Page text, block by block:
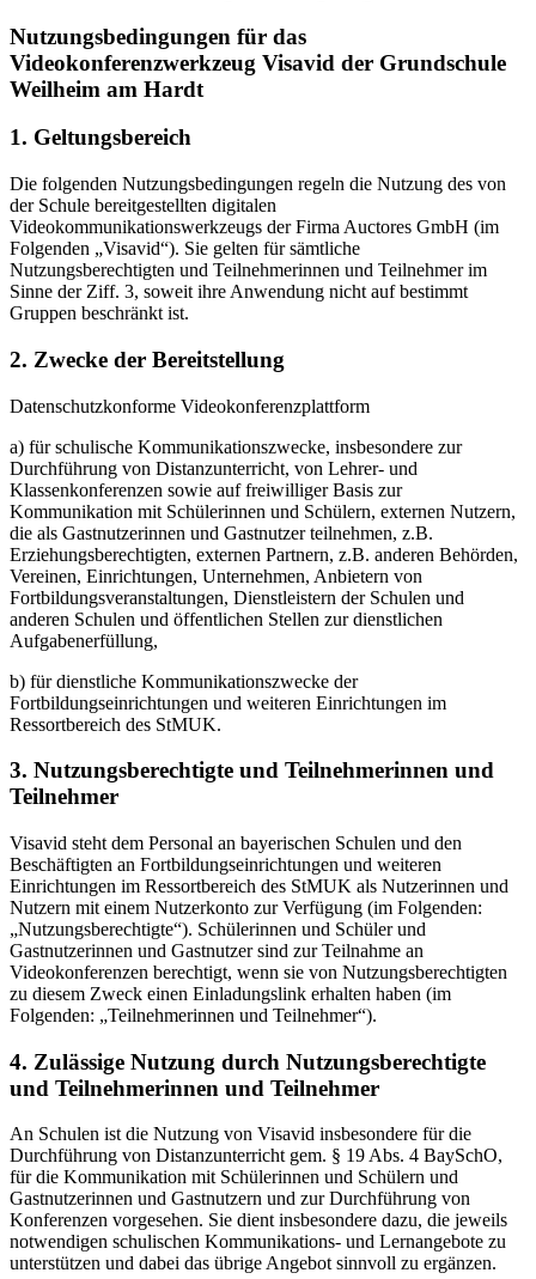
Nutzungsbedingungen für das
Videokonferenzwerkzeug Visavid der Grundschule
Weilheim am Hardt
1. Geltungsbereich
Die folgenden Nutzungsbedingungen regeln die Nutzung des von
der Schule bereitgestellten digitalen
Videokommunikationswerkzeugs der Firma Auctores GmbH (im
Folgenden „Visavid“). Sie gelten für sämtliche
Nutzungsberechtigten und Teilnehmerinnen und Teilnehmer im
Sinne der Ziff. 3, soweit ihre Anwendung nicht auf bestimmt
Gruppen beschränkt ist.
2. Zwecke der Bereitstellung
Datenschutzkonforme Videokonferenzplattform
a) für schulische Kommunikationszwecke, insbesondere zur
Durchführung von Distanzunterricht, von Lehrer- und
Klassenkonferenzen sowie auf freiwilliger Basis zur
Kommunikation mit Schülerinnen und Schülern, externen Nutzern,
die als Gastnutzerinnen und Gastnutzer teilnehmen, z.B.
Erziehungsberechtigten, externen Partnern, z.B. anderen Behörden,
Vereinen, Einrichtungen, Unternehmen, Anbietern von
Fortbildungsveranstaltungen, Dienstleistern der Schulen und
anderen Schulen und öffentlichen Stellen zur dienstlichen
Aufgabenerfüllung,
b) für dienstliche Kommunikationszwecke der
Fortbildungseinrichtungen und weiteren Einrichtungen im
Ressortbereich des StMUK.
3. Nutzungsberechtigte und Teilnehmerinnen und
Teilnehmer
Visavid steht dem Personal an bayerischen Schulen und den
Beschäftigten an Fortbildungseinrichtungen und weiteren
Einrichtungen im Ressortbereich des StMUK als Nutzerinnen und
Nutzern mit einem Nutzerkonto zur Verfügung (im Folgenden:
„Nutzungsberechtigte“). Schülerinnen und Schüler und
Gastnutzerinnen und Gastnutzer sind zur Teilnahme an
Videokonferenzen berechtigt, wenn sie von Nutzungsberechtigten
zu diesem Zweck einen Einladungslink erhalten haben (im
Folgenden: „Teilnehmerinnen und Teilnehmer“).
4. Zulässige Nutzung durch Nutzungsberechtigte
und Teilnehmerinnen und Teilnehmer
An Schulen ist die Nutzung von Visavid insbesondere für die
Durchführung von Distanzunterricht gem. § 19 Abs. 4 BaySchO,
für die Kommunikation mit Schülerinnen und Schülern und
Gastnutzerinnen und Gastnutzern und zur Durchführung von
Konferenzen vorgesehen. Sie dient insbesondere dazu, die jeweils
notwendigen schulischen Kommunikations- und Lernangebote zu
unterstützen und dabei das übrige Angebot sinnvoll zu ergänzen.